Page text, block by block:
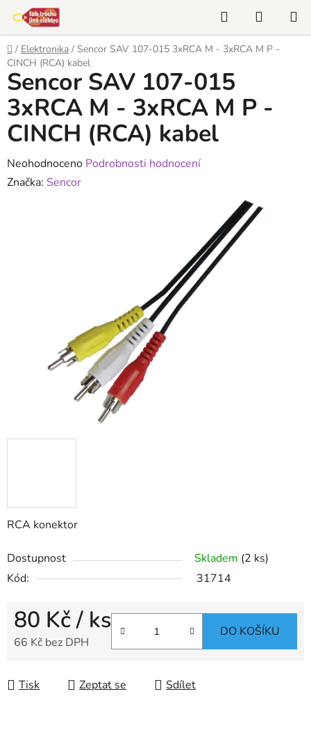
obsah
Hledat
KOŠÍK
Domů
/ Elektronika / Sencor SAV 107-015 3xRCA M - 3xRCA M P -
CINCH (RCA) kabel
RCA konektor
Dostupnost Skladem (2 ks)
Kód:
31714
80 Kč/ ks
66 Kč bez DPH
DO KOŠÍKU
Tisk Zeptat se Sdílet
Sencor SAV 107-015
3xRCA M - 3xRCA M P -
CINCH (RCA) kabel
Průměrné
hodnocení
Neohodnoceno Podrobnosti hodnocení
Značka: Sencor